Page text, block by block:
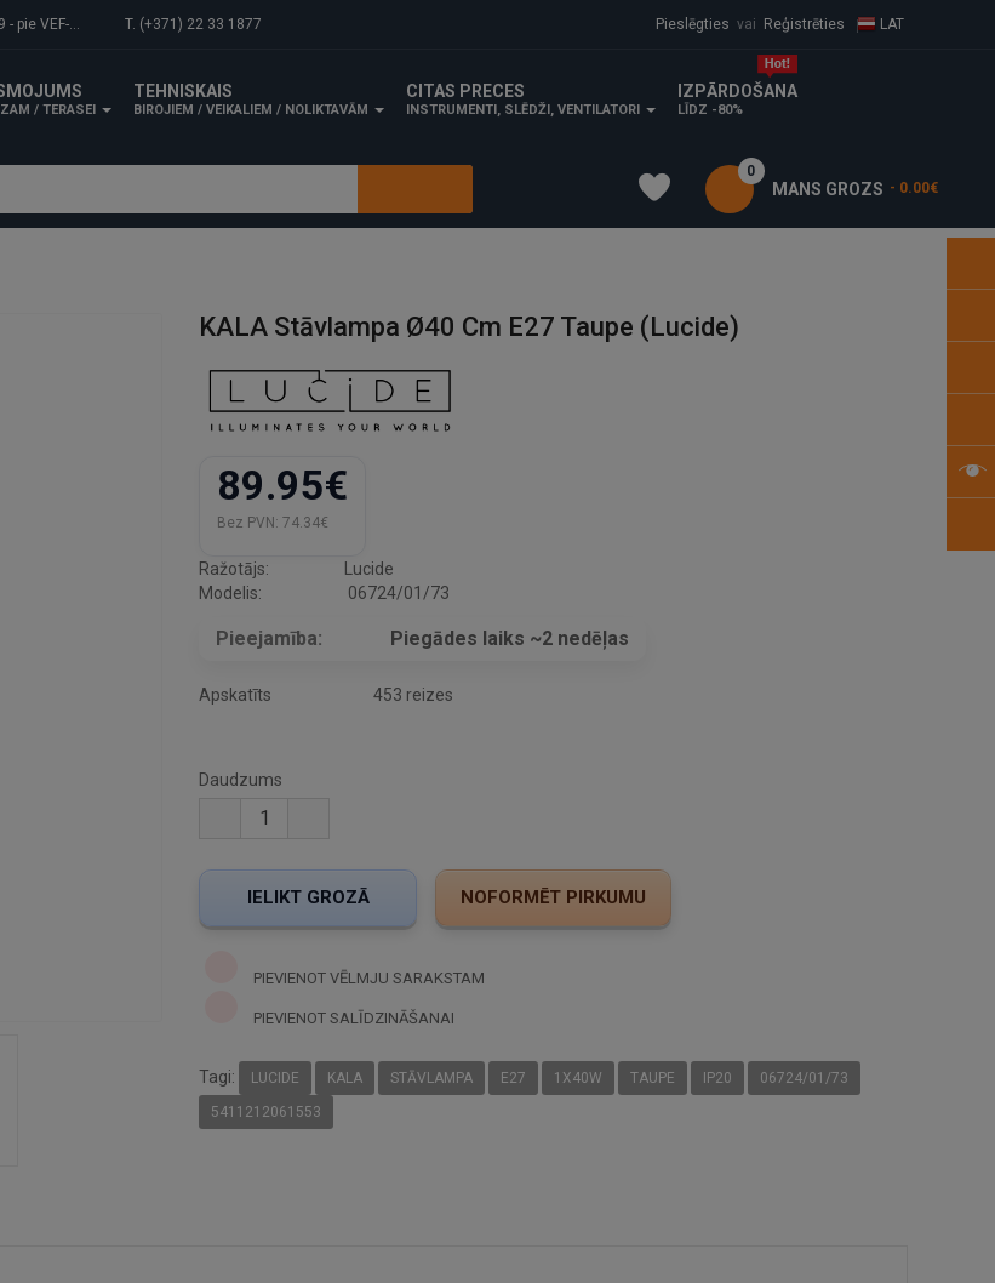
Gaisa tilta. T. (+371) 22 33 1877 Pieslēgties vai Reģistrēties LAT
/ TERASEI
TEHNISKAIS
BIROJIEM / VEIKALIEM / NOLIKTAVĀM
CITAS PRECES
INSTRUMENTI, SLĒDŽI, VENTILATORI
IZPĀRDOŠANA
LĪDZ -80%
MANS GROZS
0
- 0.00€
KALA Stāvlampa Ø40 Cm E27 Taupe (Lucide)
89.95€
Bez PVN: 74.34€
Ražotājs:
Lucide
Modelis:
06724/01/73
Pieejamība: Piegādes laiks ~2 nedēļas
Apskatīts 453 reizes
Daudzums
PIEVIENOT VĒLMJU SARAKSTAM
PIEVIENOT SALĪDZINĀŠANAI
Tagi: LUCIDE KALA STĀVLAMPA E27 1X40W TAUPE IP20
06724/01/73
5411212061553